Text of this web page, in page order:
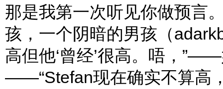
那是我第一次听见你做预言
孩，一个阴暗的男孩（
高但他‘曾经’很高。唔，
——“Stefan现在确实不算高